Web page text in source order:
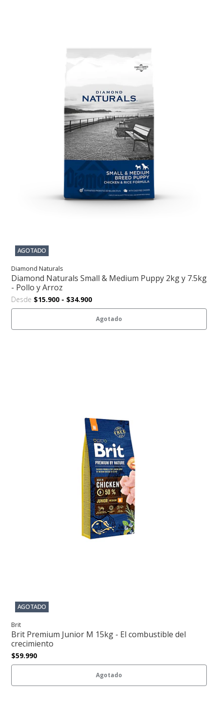
AGOTADO
Diamond Naturals
Diamond Naturals Small & Medium Puppy 2kg y 7.5kg
- Pollo y Arroz
Desde $15.900 - $34.900
Agotado
AGOTADO
Brit
Brit Premium Junior M 15kg - El combustible del
crecimiento
$59.990
Agotado